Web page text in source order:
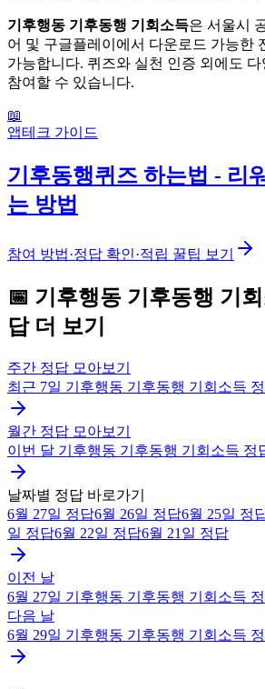
기후행동 기후동행 기회소득은 서울시
어 및 구글플레이에서 다운로드 가능한
가능합니다. 퀴즈와 실천 인증 외에도 다
참여할 수 있습니다.
📖
앱테크 가이드
기후동행퀴즈 하는법 - 리
는 방법
참여 방법·정답 확인·적립 꿀팁 보기
📅 기후행동 기후동행 기
답 더 보기
주간 정답 모아보기
최근 7일 기후행동 기후동행 기회소득
월간 정답 모아보기
이번 달 기후행동 기후동행 기회소득 정
날짜별 정답 바로가기
6월 27일 정답6월 26일 정답6월 25일 정
일 정답6월 22일 정답6월 21일 정답
이전 날
6월 27일 기후행동 기후동행 기회소득
다음 날
6월 29일 기후행동 기후동행 기회소득